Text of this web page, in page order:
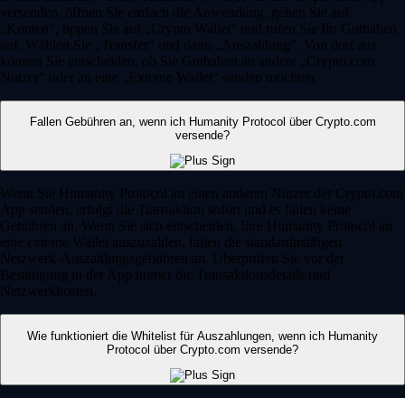
versenden, öffnen Sie einfach die Anwendung, gehen Sie auf
„Konten“, tippen Sie auf „Crypto Wallet“ und rufen Sie Ihr Guthaben
auf. Wählen Sie „Transfer“ und dann „Auszahlung“. Von dort aus
können Sie entscheiden, ob Sie Guthaben an andere „Crypto.com
Nutzer“ oder an eine „Externe Wallet“ senden möchten.
Fallen Gebühren an, wenn ich Humanity Protocol über Crypto.com
versende?
Wenn Sie Humanity Protocol an einen anderen Nutzer der Crypto.com
App senden, erfolgt die Transaktion sofort und es fallen keine
Gebühren an. Wenn Sie sich entscheiden, Ihre Humanity Protocol an
eine externe Wallet auszuzahlen, fallen die standardmäßigen
Netzwerk-Auszahlungsgebühren an. Überprüfen Sie vor der
Bestätigung in der App immer die Transaktionsdetails und
Netzwerkkosten.
Wie funktioniert die Whitelist für Auszahlungen, wenn ich Humanity
Protocol über Crypto.com versende?